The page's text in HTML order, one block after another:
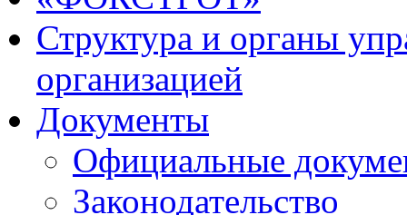
Структура и органы
организацией
Документы
Официальные
Законодательство